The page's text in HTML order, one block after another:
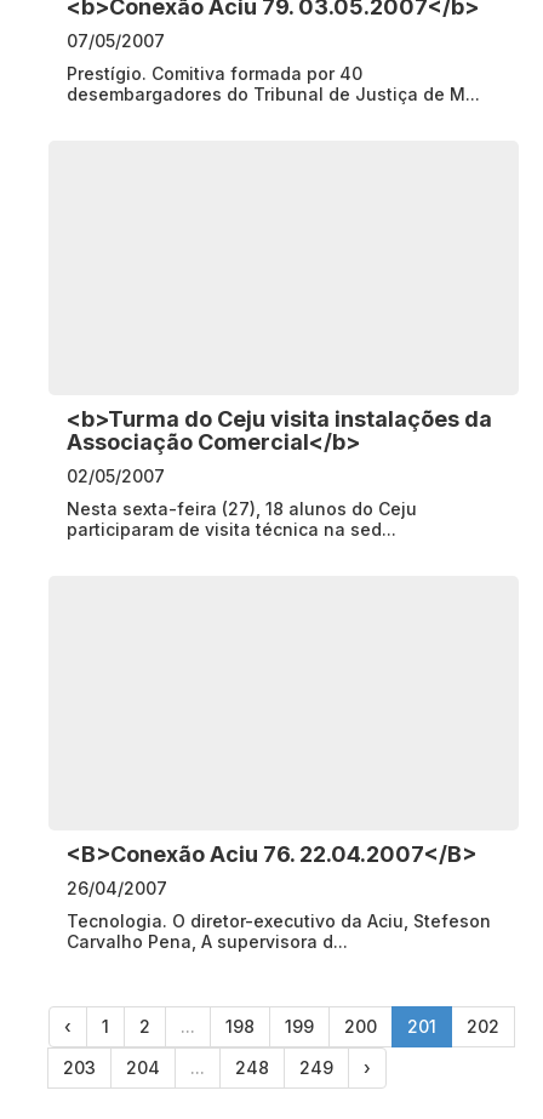
<b>Conexão Aciu 79. 03.05.2007</b>
07/05/2007
Prestígio. Comitiva formada por 40
desembargadores do Tribunal de Justiça de M...
<b>Turma do Ceju visita instalações da
Associação Comercial</b>
02/05/2007
Nesta sexta-feira (27), 18 alunos do Ceju
participaram de visita técnica na sed...
<B>Conexão Aciu 76. 22.04.2007</B>
26/04/2007
Tecnologia. O diretor-executivo da Aciu, Stefeson
Carvalho Pena, A supervisora d...
‹ 1 2 ... 198 199 200 201
202
203
204 ... 248 249 ›